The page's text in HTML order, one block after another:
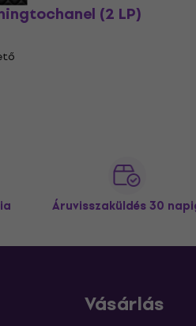
(2 LP)
Áruvisszaküldés 30
Vásárlás